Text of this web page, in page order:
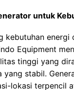
untuk
kebutuhan energi
Equipment
tinggi yang
yang stabil.
lokasi terpencil